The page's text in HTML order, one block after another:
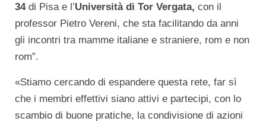
34di Pisa e l’Università di Tor Vergata, con il
professor Pietro Vereni, che sta facilitando da anni
gli incontri tra mamme italiane e straniere, rom e non
rom”.
«Stiamo cercando di espandere questa rete, far sì
che i membri effettivi siano attivi e partecipi, con lo
scambio di buone pratiche, la condivisione di azioni